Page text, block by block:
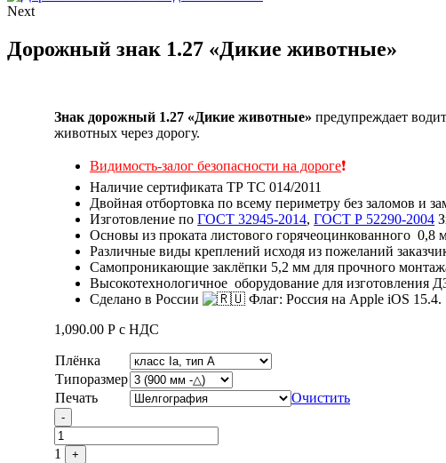
Next
Дорожный знак 1.27 «Дикие животные»
Знак дорожный 1.27 «Дикие животные»предупреждает
животных через дорогу.
Видимость-залог безопасности на дороге❗
Наличие сертификата ТР ТС 014/2011
Двойная отбортовка по всему периметру без заломов и
Изготовление поГОСТ 32945-2014,ГОСТ Р 52290-2004
Основы из проката листового горячеоцинкованного 0,8
Различные виды креплений исходя из пожеланий
Самопроникающие заклёпки 5,2 мм для прочного
Высокотехнологичное оборудование для изготовления
Сделано в России
1,090.00Р с НДС
Плёнка
Типоразмер
Печать
Очистить
Quantity
-
1
+